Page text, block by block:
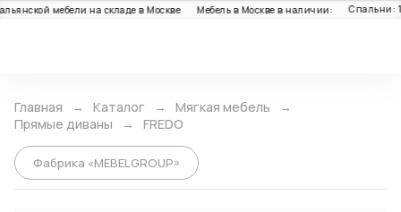
мебели на складе в Москве Мебель в Москве в наличии: Спальни:
Главная Каталог
Мягкая мебель
Прямые диваны
FREDO
Фабрика «MEBELGROUP»